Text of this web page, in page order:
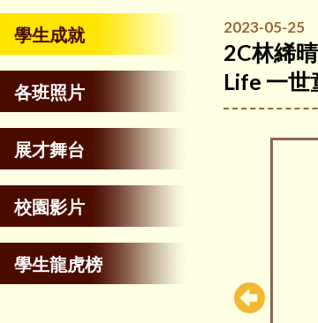
學生成就
各班照片
展才舞台
校園影片
學生龍虎榜
2023-05-25
2C林絺
Life 一世